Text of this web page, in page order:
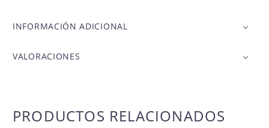
INFORMACIÓN ADICIONAL
VALORACIONES
PRODUCTOS RELACIONADOS